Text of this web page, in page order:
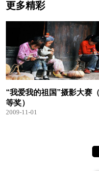
更多精彩
“我爱我的祖国”摄影大赛
等奖）
2009-11-01